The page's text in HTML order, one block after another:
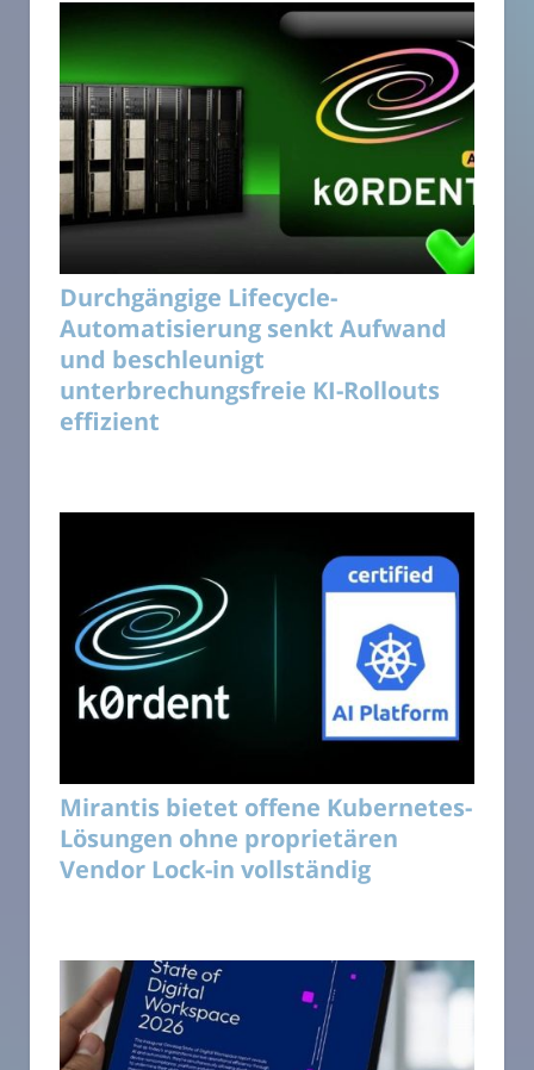
Durchgängige Lifecycle-
Automatisierung senkt Aufwand
und beschleunigt
unterbrechungsfreie KI-Rollouts
effizient
Mirantis bietet offene Kubernetes-
Lösungen ohne proprietären
Vendor Lock-in vollständig